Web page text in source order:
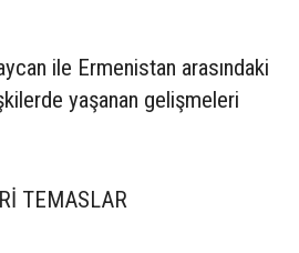
ile Ermenistan arasındaki
yaşanan gelişmeleri
TEMASLAR